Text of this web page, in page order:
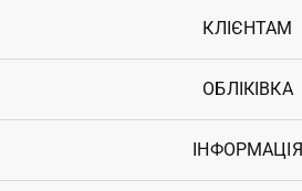
КЛІЄНТАМ
Контакти
Повернення
Гарантія
ОБЛІКІВКА
Увійти
ІНФОРМАЦІЯ